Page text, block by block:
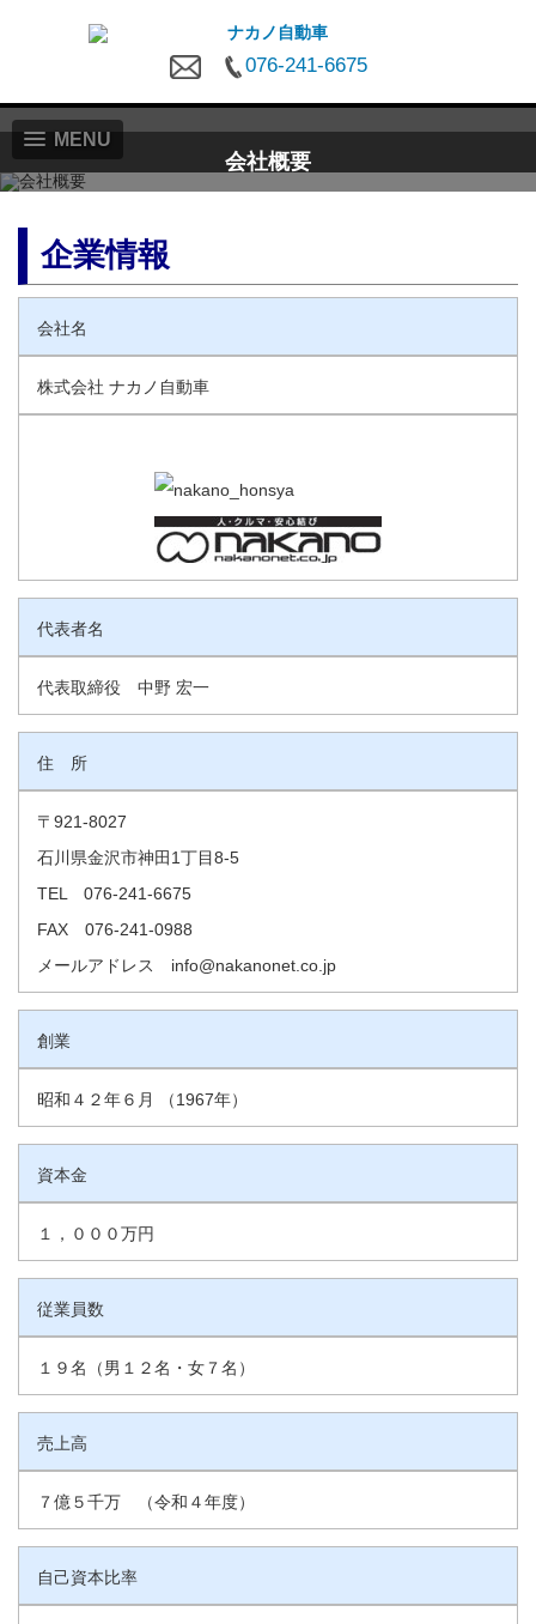
076-241-6675
MENU
会社概要
企業情報
会社名
株式会社 ナカノ自動車
代表者名
代表取締役 中野 宏一
住 所
〒921-8027
石川県金沢市神田1丁目8-5
TEL 076-241-6675
FAX 076-241-0988
メールアドレス info@nakanonet.co.jp
創業
昭和４２年６月 （1967年）
資本金
１，０００万円
従業員数
１９名（男１２名・女７名）
売上高
７億５千万 （令和４年度）
自己資本比率